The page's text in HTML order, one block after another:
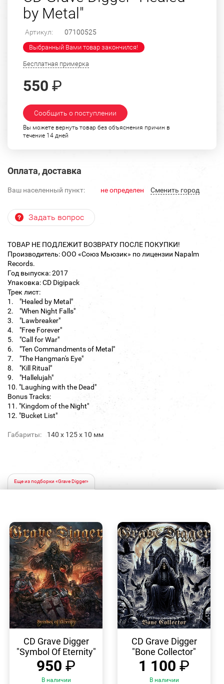
by Metal"
Артикул: 07100525
Выбранный Вами товар закончился!
Бесплатная примерка
550 ₽
Сообщить о поступлении
Вы можете вернуть товар без объяснения причин в
течение 14 дней
Оплата, доставка
Ваш населенный пункт: не определен Cменить город
Задать вопрос
ТОВАР НЕ ПОДЛЕЖИТ ВОЗВРАТУ ПОСЛЕ ПОКУПКИ!
Производитель: ООО «Союз Мьюзик» по лицензии Napalm
Records.
Год выпуска: 2017
Упаковка: CD Digipack
Трек лист:
1. "Healed by Metal"
2. "When Night Falls"
3. "Lawbreaker"
4. "Free Forever"
5. "Call for War"
6. "Ten Commandments of Metal"
7. "The Hangman's Eye"
8. "Kill Ritual"
9. "Hallelujah"
10. "Laughing with the Dead"
Bonus Tracks:
11. "Kingdom of the Night"
12. "Bucket List"
Габариты: 140 х 125 х 10 мм
Еще из подборки «Grave Digger»
ПРОСМОТР
CD Grave Digger
"Symbol Of Eternity"
950 ₽
В наличии
ПРОСМОТР
CD Grave Digger
"Bone Collector"
1 100 ₽
В наличии